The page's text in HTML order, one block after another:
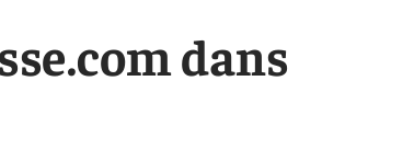
dans